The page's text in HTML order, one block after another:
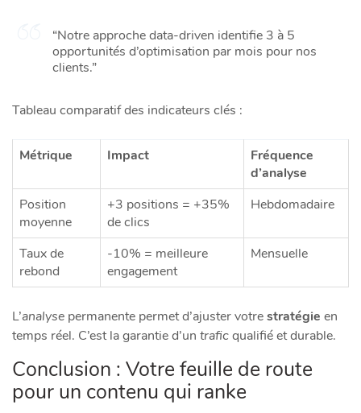
“Notre approche data-driven identifie 3 à 5
opportunités d’optimisation par mois pour nos
clients.”
Tableau comparatif des indicateurs clés :
Métrique Impact
Fréquence
d’analyse
Position
moyenne
+3 positions = +35%
de clics
Hebdomadaire
Taux de
rebond
-10% = meilleure
engagement
Mensuelle
L’analyse permanente permet d’ajuster votrestratégie en
temps réel. C’est la garantie d’un traficqualifié et durable.
Conclusion : Votre feuille de route
pour un contenu qui ranke